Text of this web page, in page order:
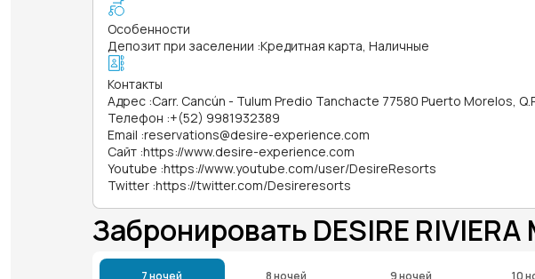
Особенности
Депозит при заселении :Кредитная карта, Наличные
Контакты
Адрес :Carr. Cancún - Tulum Predio Tanchacte 77580 Puerto Morelos,
Телефон :+(52) 9981932389
Email :reservations@desire-experience.com
Сайт :https://www.desire-experience.com
Youtube :https://www.youtube.com/user/DesireResorts
Twitter :https://twitter.com/Desireresorts
Забронировать DESIRE RIVIERA
7 ночей 8 ночей 9 ночей 10